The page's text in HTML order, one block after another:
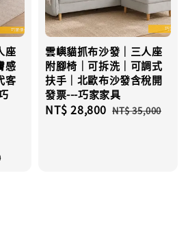
座
感
客
雲嶼貓抓布沙發｜三人座
附腳椅｜可拆洗｜可調式
扶手｜北歐布沙發含稅開
發票---巧家家具
Sale
NT$ 28,800 Regular
NT$ 35,000